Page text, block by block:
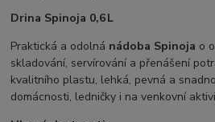
Drina Spinoja 0,6 L
Praktická a odolná nádoba Spinoja o
skladování, servírování a přenášení
kvalitního plastu, lehká, pevná a
domácnosti, ledničky i na venkovní